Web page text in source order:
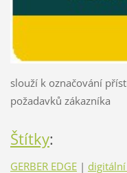
slouží k označování
požadavků zákazníka
Štítky:
GERBER EDGE |